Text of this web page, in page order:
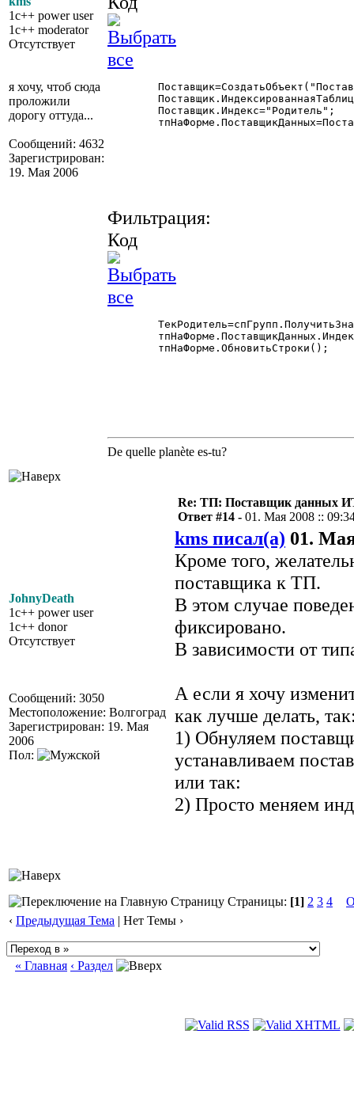
1c++ power user
1c++ moderator
Отсутствует
я хочу, чтоб сюда
проложили
дорогу оттуда...
Сообщений: 4632
Зарегистрирован:
19. Мая 2006
Фильтрация:
Код
De quelle planète es-tu?
JohnyDeath
1c++ power user
1c++ donor
Отсутствует
Сообщений: 3050
Местоположение: Волгоград
Зарегистрирован: 19. Мая
2006
Пол:
Re: ТП: Поставщик данных
Ответ #14 - 01. Мая 2008 ::
kms писал(а) 01.
Кроме того,
поставщика к ТП.
В этом случае
фиксировано.
В зависимости от
А если я хочу
как лучше делать,
1) Обнуляем
устанавливаем
или так:
2) Просто меняем
Страницы: [1] 2 3 4
‹ Предыдущая Тема | Нет Темы ›
« Главная ‹ Раздел